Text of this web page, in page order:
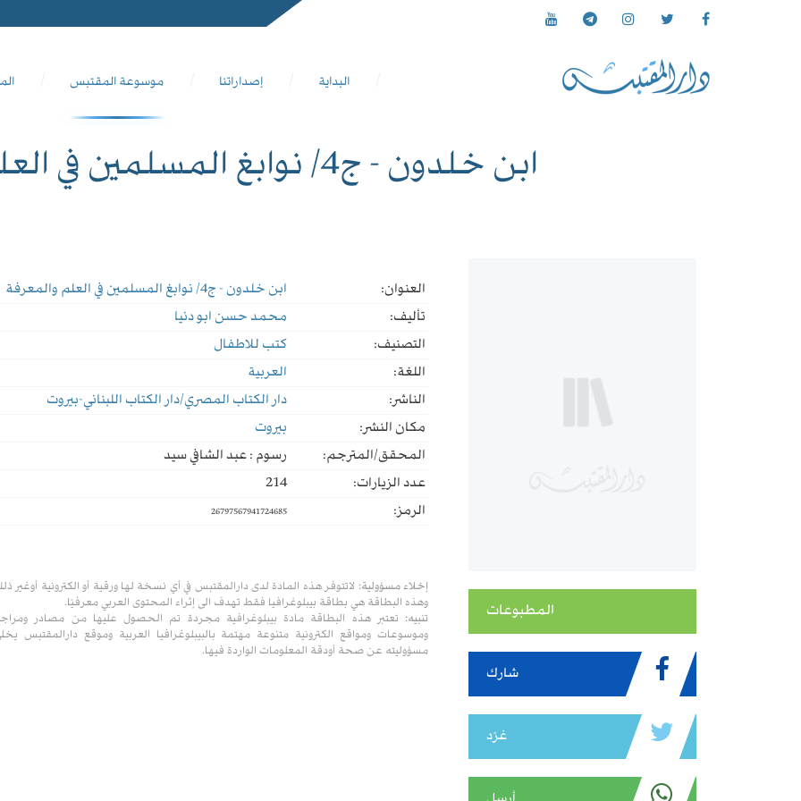
البداية إصداراتنا موسوعة المقتبس
ابن خلدون - ج4/ نوابغ المسلمين في العلم والمعرفة
المطبوعات
شارك
غرّد
العنوان:
ابن خلدون - ج4/ نوابغ المسلمين في العلم والمعرفة
تأليف:
محمد حسن ابو دنيا
التصنيف:
كتب للاطفال
اللغة:
العربية
الناشر:
دار الكتاب المصري/دار الكتاب اللبناني-بيروت
مكان النشر:
بيروت
المحقق/المترجم:
رسوم : عبد الشافي سيد
عدد الزيارات:
214
الرمز:
26797567941724685
إخلاء مسؤولية: لاتتوفر هذه المادة لدى دارالمقتبس في أي نسخة لها ورقية أو الكترونية أوغير
وهذه البطاقة هي بطاقة بيبلوغرافيا فقط تهدف الى إثراء المحتوى العربي معرفيًا.
تنبيه: تعتبر هذه البطاقة مادة بيبلوغرافية مجردة تم الحصول عليها من مصادر
وموسوعات ومواقع الكترونية متنوعة مهتمة بالبيبلوغرافيا العربية وموقع دارالمقتبس
مسؤوليته عن صحة أودقة المعلومات الواردة فيها.